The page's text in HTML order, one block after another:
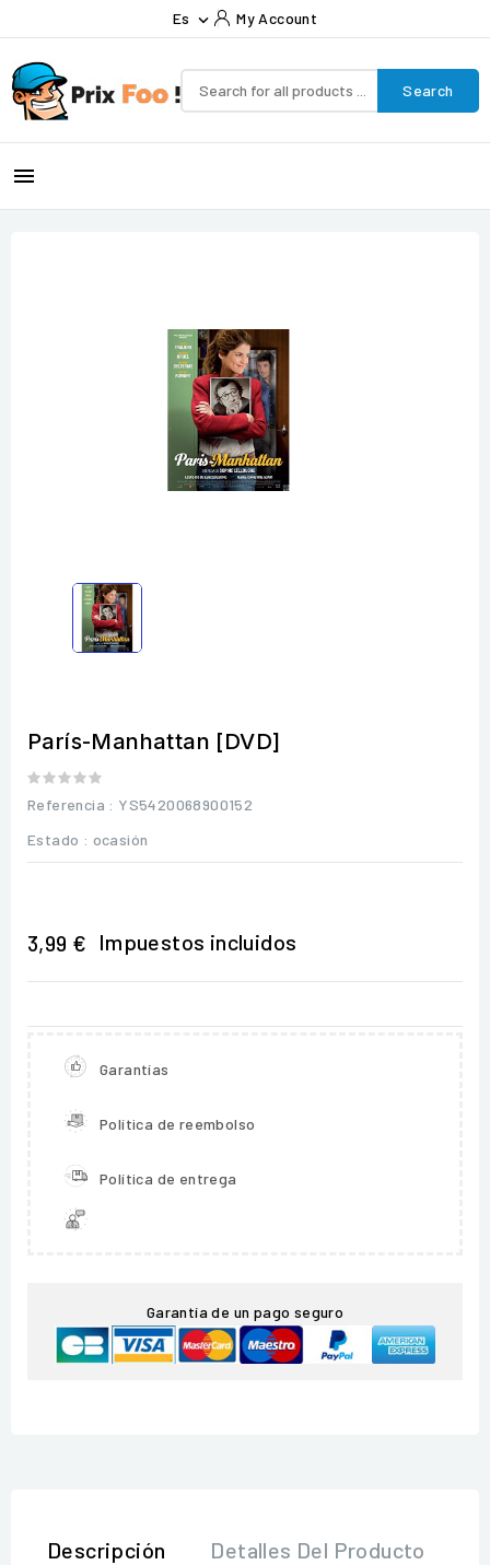
Es  My Account
Search

París-Manhattan [DVD]
Referencia : YS5420068900152
Estado : ocasión
3,99 € Impuestos incluidos
Garantías
Política de reembolso
Política de entrega
Garantía de un pago seguro
Descripción Detalles Del Producto